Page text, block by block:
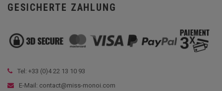
GESICHERTE ZAHLUNG
Tel: +33 (0)4 22 13 10 93
E-Mail: contact@miss-monoi.com